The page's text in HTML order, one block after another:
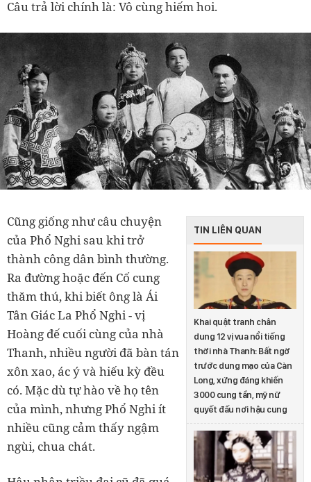
Câu trả lời chính là: Vô cùng hiếm hoi.
TIN LIÊN QUAN
Khai quật tranh chân
dung 12 vị vua nổi tiếng
thời nhà Thanh: Bất ngờ
trước dung mạo của Càn
Long, xứng đáng khiến
3000 cung tần, mỹ nữ
quyết đấu nơi hậu cung
Cũng giống như câu chuyện
của Phổ Nghi sau khi trở
thành công dân bình thường.
Ra đường hoặc đến Cố cung
thăm thú, khi biết ông là Ái
Tân Giác La Phổ Nghi - vị
Hoàng đế cuối cùng của nhà
Thanh, nhiều người đã bàn tán
xôn xao, ác ý và hiếu kỳ đều
có. Mặc dù tự hào về họ tên
của mình, nhưng Phổ Nghi ít
nhiều cũng cảm thấy ngậm
ngùi, chua chát.